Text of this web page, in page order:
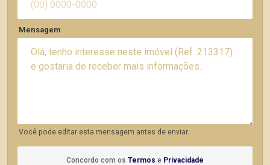
Mensagem
Você pode editar esta mensagem antes de enviar.
Concordo com os Termos e Privacidade